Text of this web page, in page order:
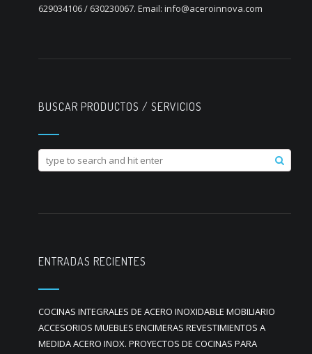
629034106 / 630230067. Email: info@aceroinnova.com
BUSCAR PRODUCTOS / SERVICIOS
ENTRADAS RECIENTES
COCINAS INTEGRALES DE ACERO INOXIDABLE MOBILIARIO
ACCESORIOS MUEBLES ENCIMERAS REVESTIMIENTOS A
MEDIDA ACERO INOX. PROYECTOS DE COCINAS PARA